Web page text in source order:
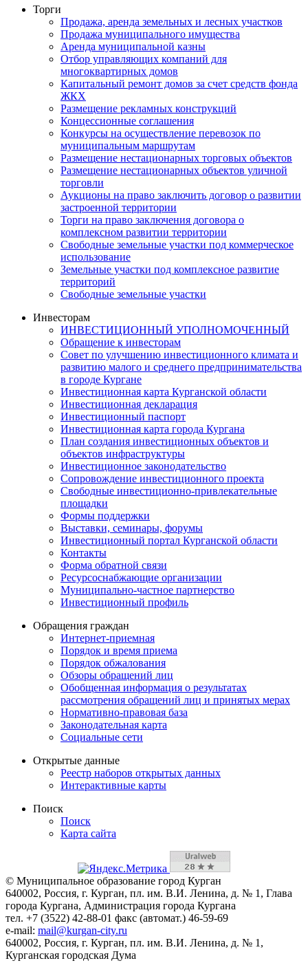
Торги
Продажа, аренда земельных и лесных участков
Продажа муниципального имущества
Аренда муниципальной казны
Отбор управляющих компаний для
многоквартирных домов
Капитальный ремонт домов за счет средств фонда
ЖКХ
Размещение рекламных конструкций
Концессионные соглашения
Конкурсы на осуществление перевозок по
муниципальным маршрутам
Размещение нестационарных торговых объектов
Размещение нестационарных объектов уличной
торговли
Аукционы на право заключить договор о развитии
застроенной территории
Торги на право заключения договора о
комплексном развитии территории
Свободные земельные участки под коммерческое
использование
Земельные участки под комплексное развитие
территорий
Свободные земельные участки
Инвесторам
ИНВЕСТИЦИОННЫЙ УПОЛНОМОЧЕННЫЙ
Обращение к инвесторам
Совет по улучшению инвестиционного климата и
развитию малого и среднего предпринимательства
в городе Кургане
Инвестиционная карта Курганской области
Инвестиционная декларация
Инвестиционный паспорт
Инвестиционная карта города Кургана
План создания инвестиционных объектов и
объектов инфраструктуры
Инвестиционное законодательство
Сопровождение инвестиционного проекта
Свободные инвестиционно-привлекательные
площадки
Формы поддержки
Выставки, семинары, форумы
Инвестиционный портал Курганской области
Контакты
Форма обратной связи
Ресурсоснабжающие организации
Муниципально-частное партнерство
Инвестиционный профиль
Обращения граждан
Интернет-приемная
Порядок и время приема
Порядок обжалования
Обзоры обращений лиц
Обобщенная информация о результатах
рассмотрения обращений лиц и принятых мерах
Нормативно-правовая база
Законодательная карта
Социальные сети
Открытые данные
Реестр наборов открытых данных
Интерактивные карты
Поиск
Поиск
Карта сайта
© Муниципальное образование город Курган
640002, Россия, г. Курган, пл. им. В.И. Ленина, д. № 1, Глава
города Кургана, Администрация города Кургана
тел. +7 (3522) 42-88-01 факс (автомат.) 46-59-69
e-mail: mail@kurgan-city.ru
640002, Россия, г. Курган, пл. им. В.И. Ленина, д. № 1,
Курганская городская Дума